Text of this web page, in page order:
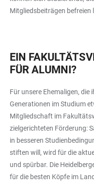
Mitgliedsbeiträgen befreien
EIN
FÜR ALUMNI?
Für unsere Ehemaligen,
Generationen im Studium
Mitgliedschaft im
zielgerichteten Förderung:
in besseren
stiften will, wird für die
und spürbar. Die
für die besten Köpfe im